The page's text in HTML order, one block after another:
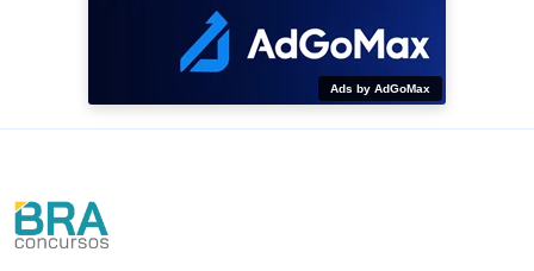
Ads by AdGoMax